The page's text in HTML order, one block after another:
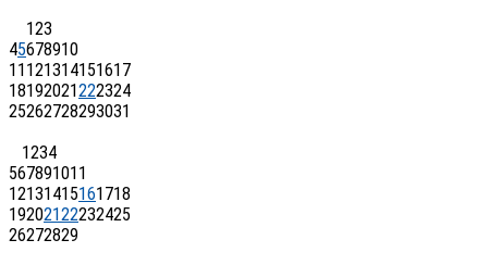
123
45678910
11 121314151617
18192021222324
25262728293031
1234
567891011
12131415161718
19202122232425
26272829